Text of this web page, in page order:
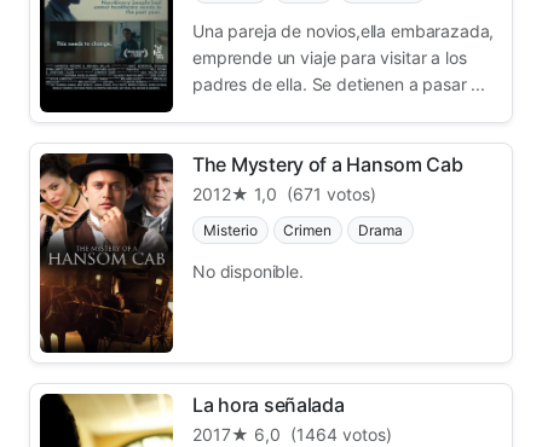
Una pareja de novios,ella embarazada,
emprende un viaje para visitar a los
padres de ella. Se detienen a pasar ...
The Mystery of a Hansom Cab
2012★ 1,0 (671 votos)
Misterio Crimen Drama
No disponible.
La hora señalada
2017★ 6,0 (1464 votos)